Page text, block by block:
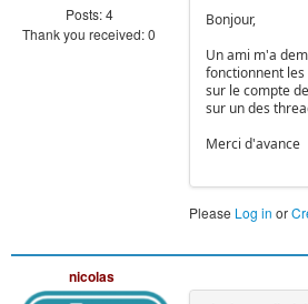
Posts: 4
Thank you received: 0
Bonjour,
Un ami m'a
fonctionnent
sur le compte
sur un des
Merci d'avance
Please Log in or
nicolas